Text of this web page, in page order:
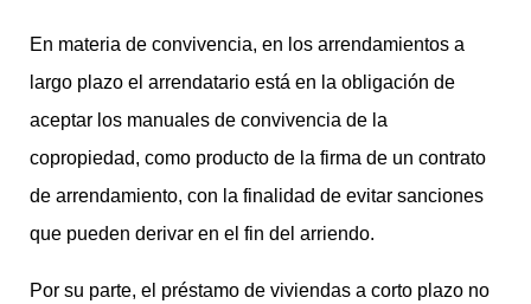
En materia de convivencia, en los arrendamientos a
largo plazo el arrendatario está en la obligación de
aceptar los manuales de convivencia de la
copropiedad, como producto de la firma de un contrato
de arrendamiento, con la finalidad de evitar sanciones
que pueden derivar en el fin del arriendo.
Por su parte, el préstamo de viviendas a corto plazo no